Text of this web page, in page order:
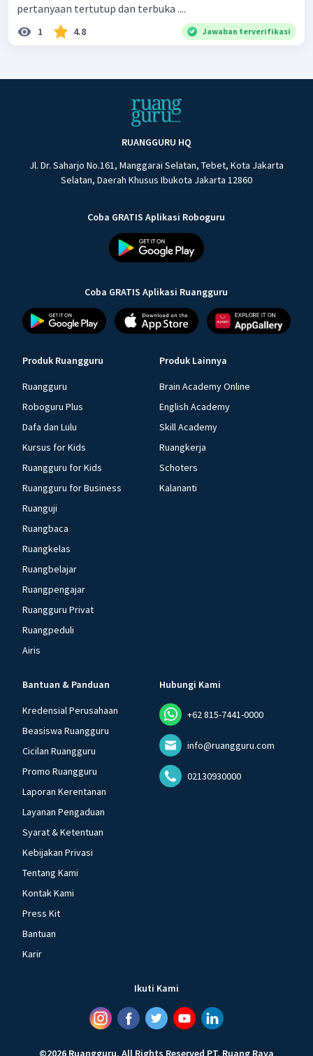
pertanyaan tertutup dan terbuka ....
1 4.8 Jawaban terverifikasi
RUANGGURU HQ
Jl. Dr. Saharjo No.161, Manggarai Selatan, Tebet, Kota Jakarta
Selatan, Daerah Khusus Ibukota Jakarta 12860
Coba GRATIS Aplikasi Roboguru
Coba GRATIS Aplikasi Ruangguru
Produk Ruangguru
Ruangguru
Roboguru Plus
Dafa dan Lulu
Kursus for Kids
Ruangguru for Kids
Ruangguru for Business
Ruanguji
Ruangbaca
Ruangkelas
Ruangbelajar
Ruangpengajar
Ruangguru Privat
Ruangpeduli
Airis
Produk Lainnya
Brain Academy Online
English Academy
Skill Academy
Ruangkerja
Schoters
Kalananti
Bantuan & Panduan
Kredensial Perusahaan
Beasiswa Ruangguru
Cicilan Ruangguru
Promo Ruangguru
Laporan Kerentanan
Layanan Pengaduan
Syarat & Ketentuan
Kebijakan Privasi
Tentang Kami
Kontak Kami
Press Kit
Bantuan
Karir
Hubungi Kami
+62 815-7441-0000
info@ruangguru.com
02130930000
Ikuti Kami
©2026 Ruangguru. All Rights Reserved PT. Ruang Raya